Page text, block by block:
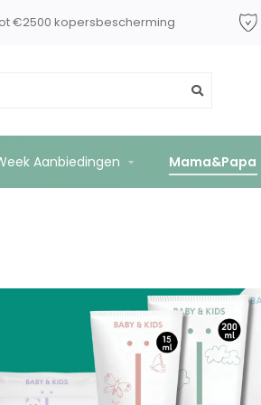
€2500 kopersbescherming
Aanbiedingen Mama&Papa